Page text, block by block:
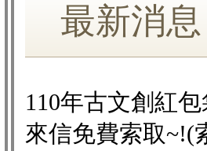
最新消息
110年古文創紅
來信免費索取~!(